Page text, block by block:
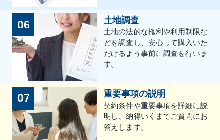
06 土地調査
土地の法的な権利や利用制限な
どを調査し、安心して購入いた
だけるよう事前に調査を行いま
す。
07 重要事項の説明
契約条件や重要事項を詳細に説
明し、納得いくまでご質問にお
答えします。